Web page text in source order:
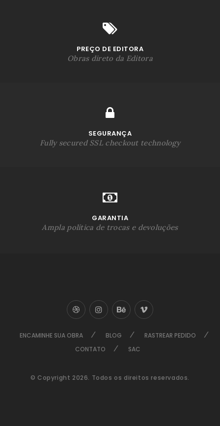
PREÇO DE EDITORA
Obras direto da Editora
SEGURANÇA
Fully secured SSL checkout technology
GARANTIA
Ampla política de trocas e devoluções
ENCAMINHE SUA OBRA BLOG
RASTREAR PEDIDO
CONTATO
SAC
© Copyright 2026. Todos os direitos reservados.